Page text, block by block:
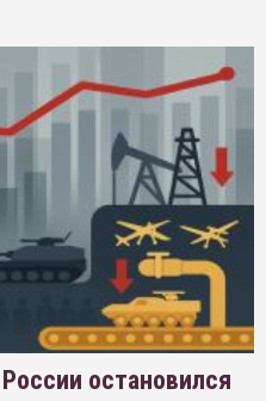
остановился